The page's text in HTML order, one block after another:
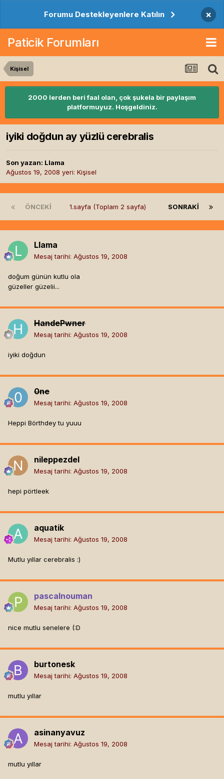
Forumu Destekleyenlere Katılın ×
Paticik Forumları
Kişisel
2000 lerden beri faal olan, çok şukela bir paylaşım
platformuyuz. Hoşgeldiniz.
iyiki doğdun ay yüzlü cerebralis
Son yazan: Llama
Ağustos 19, 2008 yeri: Kişisel
ÖNCEKI SONRAKI
1.sayfa (Toplam 2 sayfa)
Llama
Mesaj tarihi: Ağustos 19, 2008
doğum günün kutlu ola
güzeller güzelii...
HandePwner
Mesaj tarihi: Ağustos 19, 2008
iyiki doğdun
0ne
Mesaj tarihi: Ağustos 19, 2008
Heppi Börthdey tu yuuu
nileppezdel
Mesaj tarihi: Ağustos 19, 2008
hepi pörtleek
aquatik
Mesaj tarihi: Ağustos 19, 2008
Mutlu yıllar cerebralis :)
pascalnouman
Mesaj tarihi: Ağustos 19, 2008
nice mutlu senelere (:D
burtonesk
Mesaj tarihi: Ağustos 19, 2008
mutlu yıllar
asinanyavuz
Mesaj tarihi: Ağustos 19, 2008
mutlu yıllar